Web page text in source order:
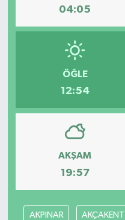
04:05
ÖĞLE
12:54
AKŞAM
19:57
AKPINAR AKÇAKENT